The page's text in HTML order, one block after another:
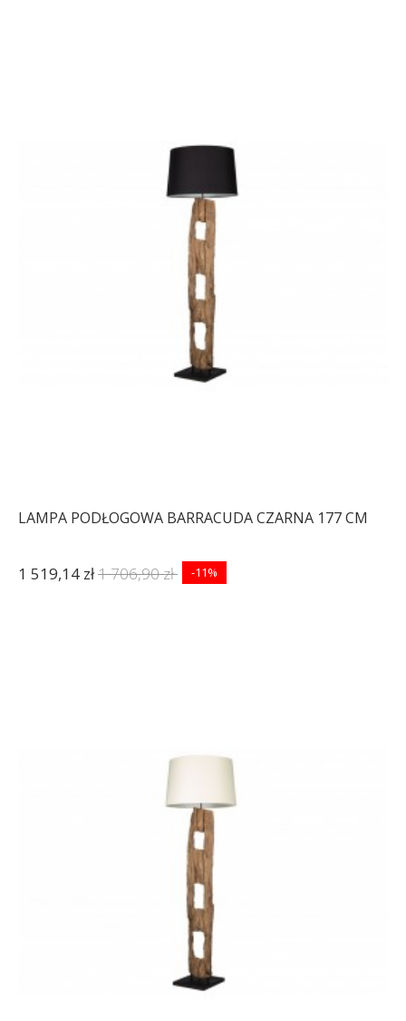
LAMPA PODŁOGOWA BARRACUDA CZARNA 177 CM
1 519,14 zł1 706,90 zł -11%